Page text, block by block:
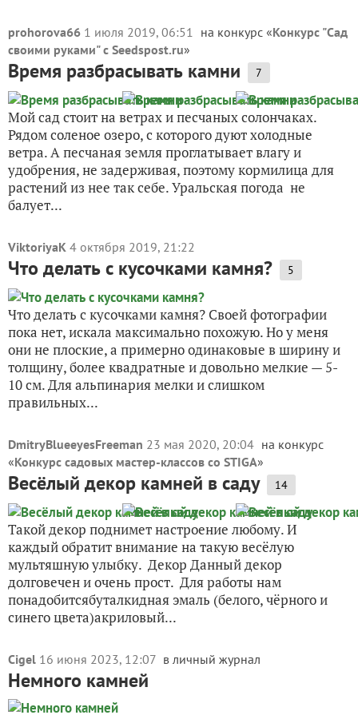
prohorova66 1 июля 2019, 06:51 на конкурс «Конкурс "Сад
своими руками" с Seedspost.ru»
Время разбрасывать камни 7
Мой сад стоит на ветрах и песчаных солончаках.
Рядом соленое озеро, с которого дуют холодные
ветра. А песчаная земля проглатывает влагу и
удобрения, не задерживая, поэтому кормилица для
растений из нее так себе. Уральская погода не
балует...
ViktoriyaK 4 октября 2019, 21:22
Что делать с кусочками камня? 5
Что делать с кусочками камня? Своей фотографии
пока нет, искала максимально похожую. Но у меня
они не плоские, а примерно одинаковые в ширину и
толщину, более квадратные и довольно мелкие — 5-
10 см. Для альпинария мелки и слишком
правильных...
DmitryBlueeyesFreeman 23 мая 2020, 20:04 на конкурс
«Конкурс садовых мастер-классов со STIGA»
Весёлый декор камней в саду 14
Такой декор поднимет настроение любому. И
каждый обратит внимание на такую весёлую
мультяшную улыбку. Декор Данный декор
долговечен и очень прост. Для работы нам
понадобитсябуталкидная эмаль (белого, чёрного и
синего цвета)акриловый...
Cigel 16 июня 2023, 12:07 в личный журнал
Немного камней